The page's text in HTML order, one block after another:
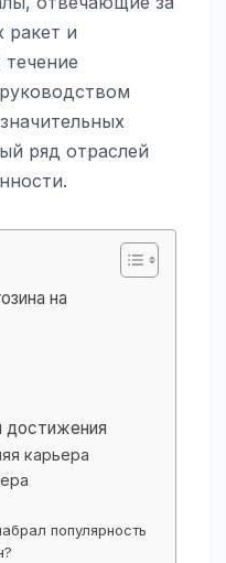
ракет и
ряд отраслей
на
достижения
карьера
популярность